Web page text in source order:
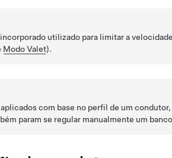
utilizado para limitar a
Modo Valet).
com base no perfil de um
param se regular manualmente um